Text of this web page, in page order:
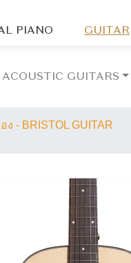
PIANO GUITAR
ACOUSTIC GUITARS
- BRISTOL GUITAR